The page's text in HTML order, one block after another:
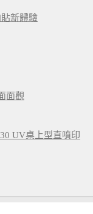
新體驗
面觀
UV桌上型直噴印